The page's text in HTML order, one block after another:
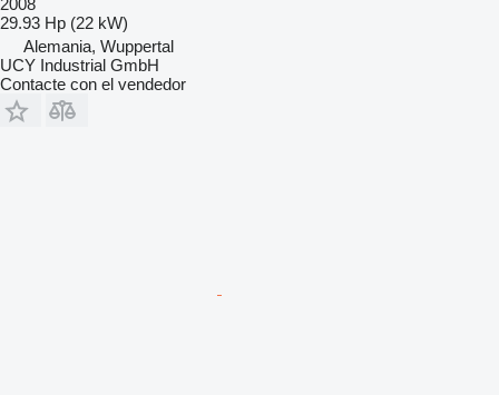
29.93 Hp (22 kW)
Alemania, Wuppertal
UCY Industrial GmbH
Contacte con el vendedor